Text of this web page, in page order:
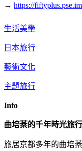
→ https://
生活美學
日本旅行
藝術文化
主題旅行
Info
曲培棻的千年時光旅行
旅居京都多年的曲培